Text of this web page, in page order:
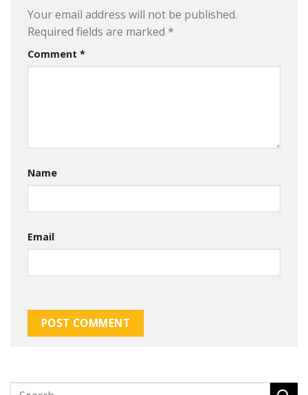
Your email address will not be published.
Required fields are marked *
Comment *
Name
Email